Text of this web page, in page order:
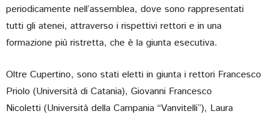
periodicamente nell’assemblea, dove sono rappresentati
tutti gli atenei, attraverso i rispettivi rettori e in una
formazione più ristretta, che è la giunta esecutiva.
Oltre Cupertino, sono stati eletti in giunta i rettori Francesco
Priolo (Università di Catania), Giovanni Francesco
Nicoletti (Università della Campania “Vanvitelli”), Laura